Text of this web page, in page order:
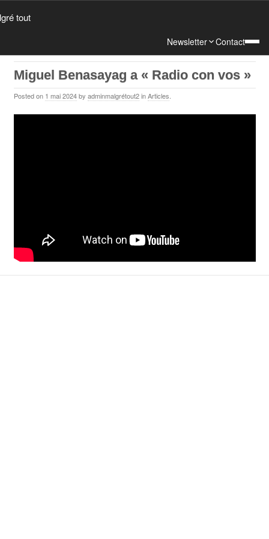
Newsletter Contact
Miguel Benasayag a « Radio con vos »
Posted on 1 mai 2024by adminmalgrétout2 in Articles